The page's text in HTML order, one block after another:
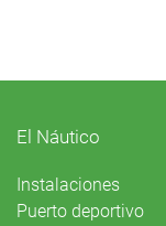
El Náutico
Instalaciones
Puerto deportivo